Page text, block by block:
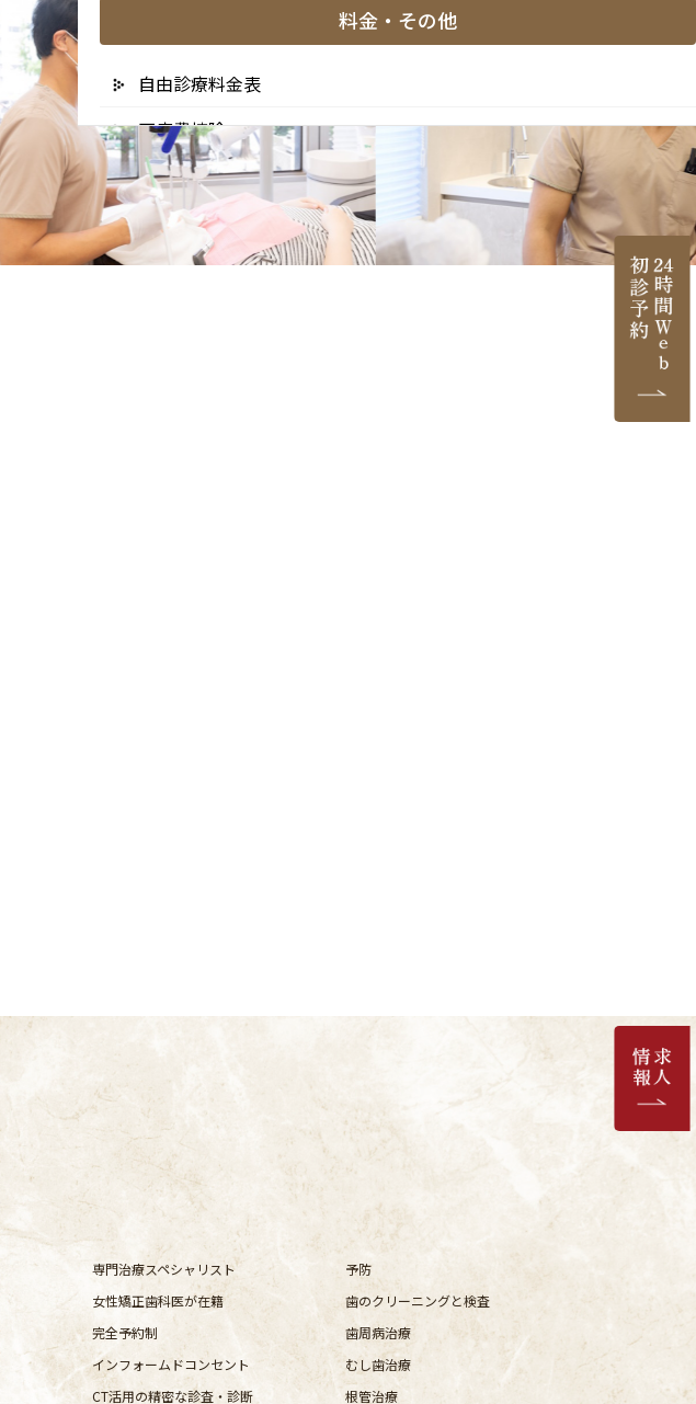
専門治療スペシャリスト
女性矯正歯科医が在籍
完全予約制
インフォームドコンセント
CT活用の精密な診査・診断
予防
歯のクリーニングと検査
歯周病治療
むし歯治療
根管治療
料金・その他
自由診療料金表
医療費控除
リスクと副作用
未承認医薬品等の明示（薬機法）